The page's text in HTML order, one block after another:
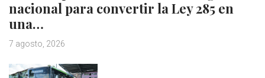
nacional para convertir la Ley 285 en
una…
7 agosto, 2026